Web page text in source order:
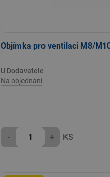
Objímka pro ventilaci M8/
U Dodavatele
Na objednání
- + KS